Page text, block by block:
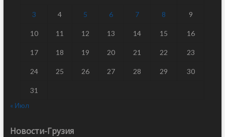
3 4 5 6 7 8 9
10 11 12 13 14 15 16
17 18 19 20 21 22 23
24 25 26 27 28 29 30
31
« Июл
Новости-Грузия